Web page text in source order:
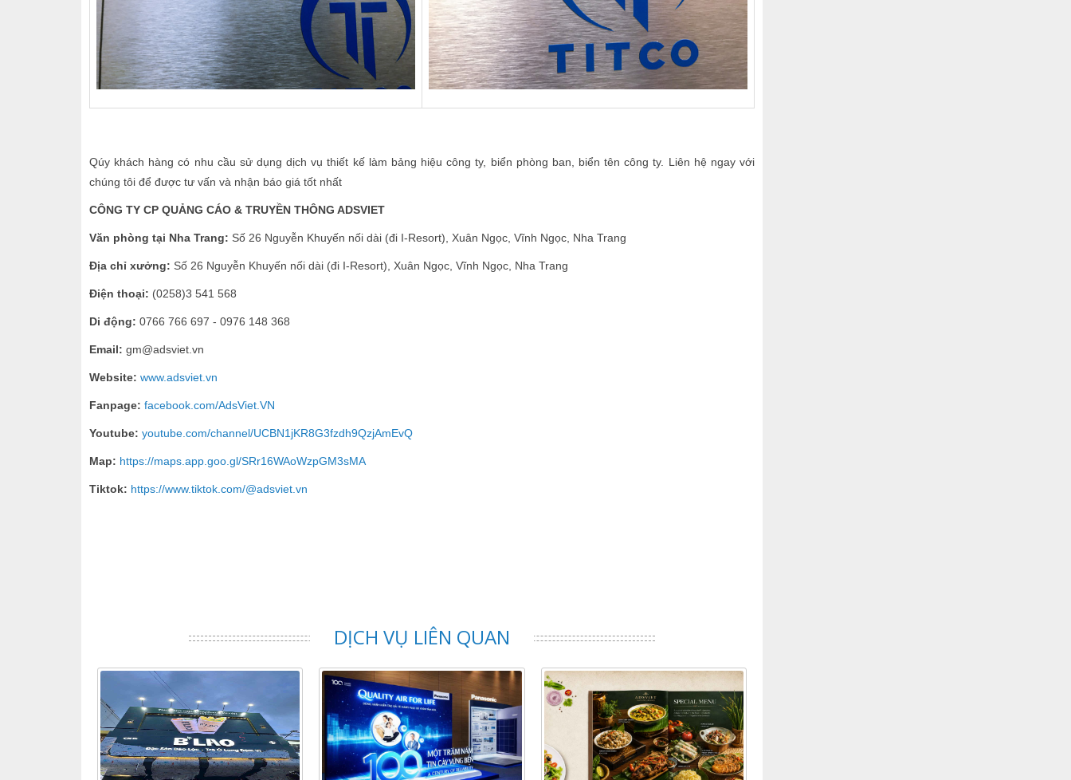
Qúy khách hàng có nhu cầu sử dụng dịch vụ thiết kế làm bảng hiệu công ty, biển phòng ban, biển tên công ty. Liên hệ ngay với
chúng tôi để được tư vấn và nhận báo giá tốt nhất
CÔNG TY CP QUẢNG CÁO & TRUYỀN THÔNG ADSVIET
Văn phòng tại Nha Trang: Số 26 Nguyễn Khuyến nối dài (đi I-Resort), Xuân Ngọc, Vĩnh Ngọc, Nha Trang
Địa chỉ xưởng: Số 26 Nguyễn Khuyến nối dài (đi I-Resort), Xuân Ngọc, Vĩnh Ngọc, Nha Trang
Điện thoại: (0258)3 541 568
Di động: 0766 766 697 - 0976 148 368
Email: gm@adsviet.vn
Website: www.adsviet.vn
Fanpage: facebook.com/AdsViet.VN
Youtube: youtube.com/channel/UCBN1jKR8G3fzdh9QzjAmEvQ
Map: https://maps.app.goo.gl/SRr16WAoWzpGM3sMA
Tiktok: https://www.tiktok.com/@adsviet.vn
DỊCH VỤ LIÊN QUAN